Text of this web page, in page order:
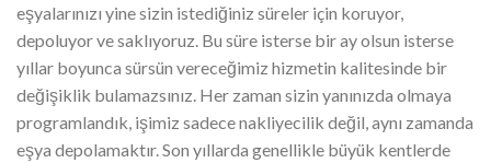
eşyalarınızı yine sizin istediğiniz süreler için koruyor,
depoluyor ve saklıyoruz. Bu süre isterse bir ay olsun isterse
yıllar boyunca sürsün vereceğimiz hizmetin kalitesinde bir
değişiklik bulamazsınız. Her zaman sizin yanınızda olmaya
programlandık, işimiz sadece nakliyecilik değil, aynı zamanda
eşya depolamaktır. Son yıllarda genellikle büyük kentlerde